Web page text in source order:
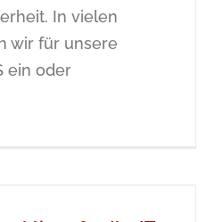
In vielen
wir für unsere
ein oder